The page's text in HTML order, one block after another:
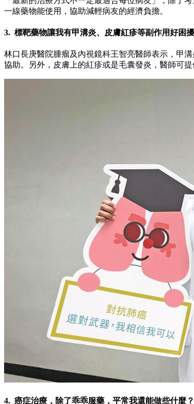
一線藥物能使用，協助減輕病友的經濟負擔。
3. 標靶藥物讓我有甲溝炎、皮膚紅疹等副作用好困
林口長庚醫院腫瘤及內視鏡科王智亮醫師表示，甲
協助。另外，皮膚上的紅疹或是毛囊發炎，醫師可
4. 癌症治療，除了乖乖服藥，平常我還能做些什麼？